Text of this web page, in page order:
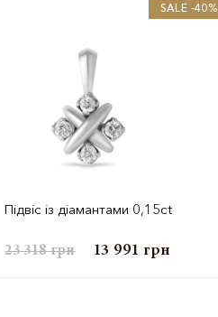
SALE -40%
Підвіс із діамантами 0,15ct
23 318грн 13 991 грн